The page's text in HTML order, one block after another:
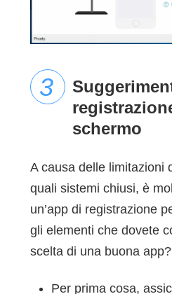
schermo
A causa delle limitazioni
quali sistemi chiusi, è
un’app di registrazione
gli elementi che dovete
scelta di una buona app?
Per prima cosa,